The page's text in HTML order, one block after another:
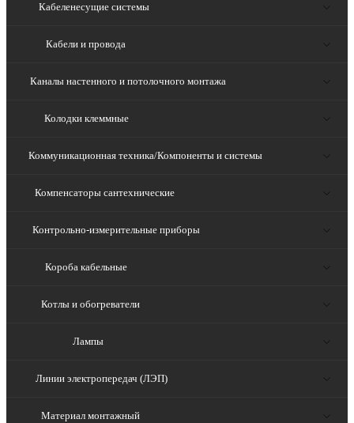
Кабеленесущие системы
Кабели и провода
Каналы настенного и потолочного монтажа
Колодки клеммные
Коммуникационная техника/Компоненты и системы
Компенсаторы сантехнические
Контрольно-измерительные приборы
Короба кабельные
Котлы и обогреватели
Лампы
Линии электропередач (ЛЭП)
Материал монтажный